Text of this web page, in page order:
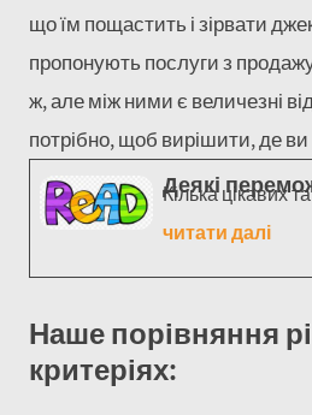
що їм пощастить і зірвати
пропонують послуги з
ж, але між ними є величезні
потрібно, щоб вирішити, де
Деякі
Кілька цікавих
читати далі
Наше порівняння
критеріях: